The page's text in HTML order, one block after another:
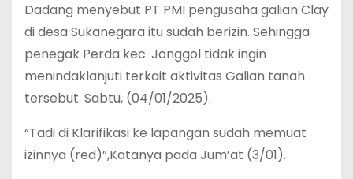
Dadang menyebut PT PMI pengusaha galian Clay
di desa Sukanegara itu sudah berizin. Sehingga
penegak Perda kec. Jonggol tidak ingin
menindaklanjuti terkait aktivitas Galian tanah
tersebut. Sabtu, (04/01/2025).
“Tadi di Klarifikasi ke lapangan sudah memuat
izinnya (red)”,Katanya pada Jum’at (3/01).